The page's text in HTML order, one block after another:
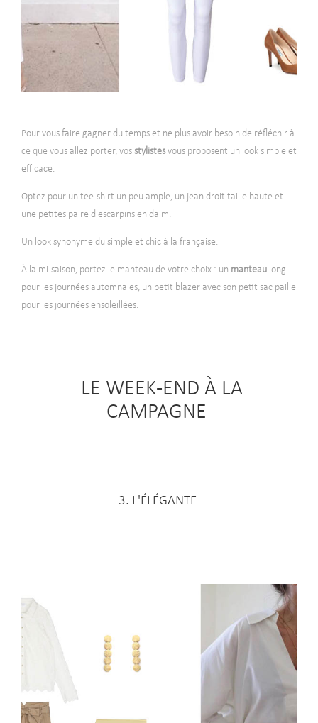
Pour vous faire gagner du temps et ne plus avoir besoin de réfléchir à
ce que vous allez porter, vos stylistesvous proposent un look simple et
efficace.
Optez pour un tee-shirt un peu ample, un jean droit taille haute et
une petites paire d'escarpins en daim.
Un look synonyme du simple et chic à la française.
À la mi-saison, portez le manteau de votre choix : un manteau long
pour les journées automnales, un petit blazer avec son petit sac paille
pour les journées ensoleillées.
LE WEEK-END À LA
CAMPAGNE
3. L'ÉLÉGANTE